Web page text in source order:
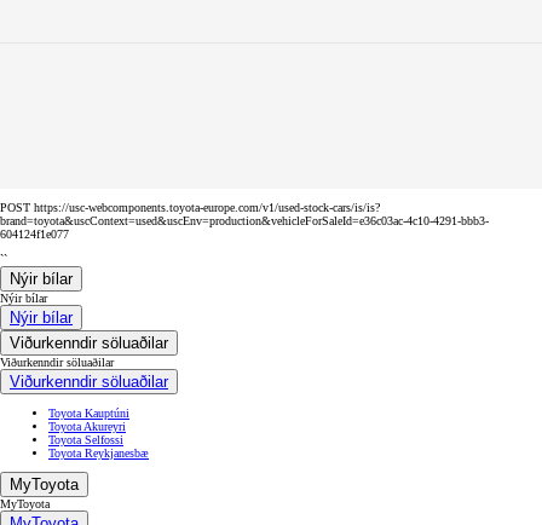
POST https://usc-webcomponents.toyota-europe.com/v1/used-stock-cars/is/is?
brand=toyota&uscContext=used&uscEnv=production&vehicleForSaleId=e36c03ac-4c10-4291-bbb3-
604124f1e077
``
Nýir bílar
Nýir bílar
Nýir bílar
Viðurkenndir söluaðilar
Viðurkenndir söluaðilar
Viðurkenndir söluaðilar
Toyota Kauptúni
Toyota Akureyri
Toyota Selfossi
Toyota Reykjanesbæ
MyToyota
MyToyota